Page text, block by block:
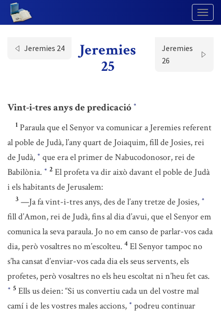
Jeremies 24
Jeremies
25
Jeremies
26
Vint-i-tres anys de predicació *
1 Paraula que el Senyor va comunicar a Jeremies referent
al poble de Judà, l’any quart de Joiaquim, fill de Josies, rei
de Judà, * que era el primer de Nabucodonosor, rei de
Babilònia. * 2 El profeta va dir això davant el poble de Judà
i els habitants de Jerusalem:
3 —Ja fa vint-i-tres anys, des de l’any tretze de Josies, *
fill d’Amon, rei de Judà, fins al dia d’avui, que el Senyor em
comunica la seva paraula. Jo no em canso de parlar-vos cada
dia, però vosaltres no m’escolteu. 4 El Senyor tampoc no
s’ha cansat d’enviar-vos cada dia els seus servents, els
profetes, però vosaltres no els heu escoltat ni n’heu fet cas.
* 5 Ells us deien: “Si us convertiu cada un del vostre mal
camí i de les vostres males accions, * podreu continuar